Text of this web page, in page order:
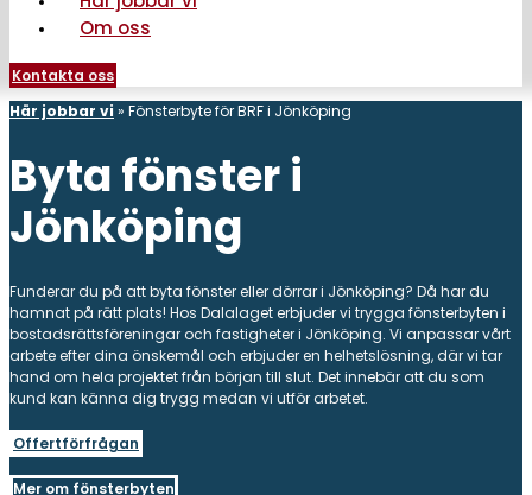
Om oss
Kontakta oss
Här jobbar vi » Fönsterbyte för BRF i Jönköping
Byta fönster i
Jönköping
Funderar du på att byta fönster eller dörrar i Jönköping? Då har du
hamnat på rätt plats! Hos Dalalaget erbjuder vi trygga fönsterbyten i
bostadsrättsföreningar och fastigheter i Jönköping. Vi anpassar vårt
arbete efter dina önskemål och erbjuder en helhetslösning, där vi tar
hand om hela projektet från början till slut. Det innebär att du som
kund kan känna dig trygg medan vi utför arbetet.
Offertförfrågan
Mer om fönsterbyten